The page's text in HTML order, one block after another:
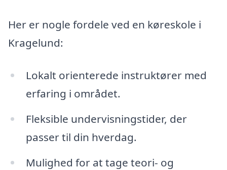
Her er nogle fordele ved en køreskole i
Kragelund:
Lokalt orienterede instruktører med
erfaring i området.
Fleksible undervisningstider, der
passer til din hverdag.
Mulighed for at tage teori- og